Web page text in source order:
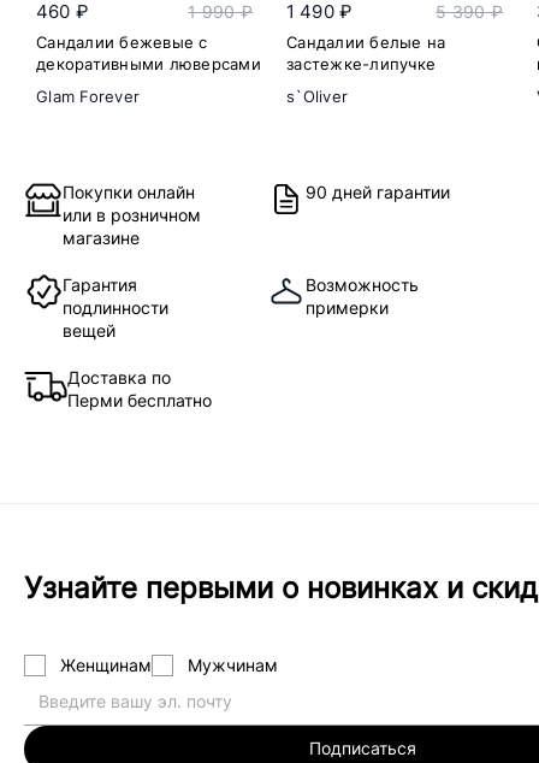
460 ₽ 1 990 ₽
Сандалии бежевые с
декоративными люверсами
Glam Forever
1 490 ₽ 5 390 ₽
Сандалии белые на
застежке-липучке
s`Oliver
Покупки онлайн
или в розничном
магазине
90 дней гарантии
Гарантия
подлинности
вещей
Возможность
примерки
Доставка по
Перми бесплатно
Узнайте первыми о новинках и
Женщинам Мужчинам
Подписаться